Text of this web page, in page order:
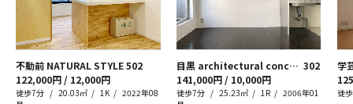
不動前 NATURAL STYLE502
122,000円 / 12,000円
徒歩7分 20.03㎡ 1K
2022年08
目黒 architectural concrete 302
141,000円 / 10,000円
徒歩7分 25.23㎡ 1R
2006年01
徒